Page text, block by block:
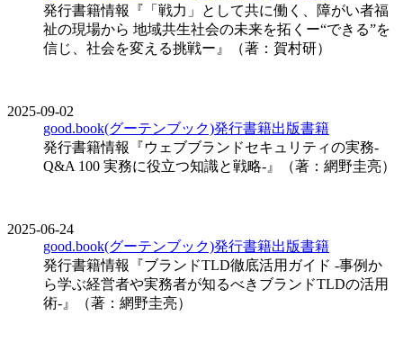
発行書籍情報『「戦力」として共に働く、障がい者福
祉の現場から 地域共生社会の未来を拓くー“できる”を
信じ、社会を変える挑戦ー』（著：賀村研）
2025-09-02
good.book(グーテンブック)発行書籍出版書籍
発行書籍情報『ウェブブランドセキュリティの実務-
Q&A 100 実務に役立つ知識と戦略-』（著：網野圭亮）
2025-06-24
good.book(グーテンブック)発行書籍出版書籍
発行書籍情報『ブランドTLD徹底活用ガイド -事例か
ら学ぶ経営者や実務者が知るべきブランドTLDの活用
術-』（著：網野圭亮）